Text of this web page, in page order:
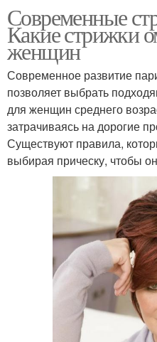
Современные
Какие стрижки
женщин
Современное развитие
позволяет выбрать
для женщин среднего
затрачиваясь на дорогие
Существуют правила,
выбирая прическу, чтобы